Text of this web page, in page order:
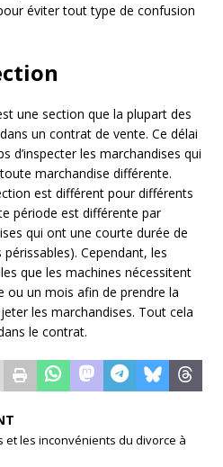
éviter tout type de confusion
une section que la plupart des
un contrat de vente. Ce délai
d’inspecter les marchandises qui
marchandise différente.
est différent pour différents
période est différente par
qui ont une courte durée de
Cependant, les
que les machines nécessitent
ou un mois afin de prendre la
les marchandises. Tout cela
le contrat.
et les inconvénients du divorce à